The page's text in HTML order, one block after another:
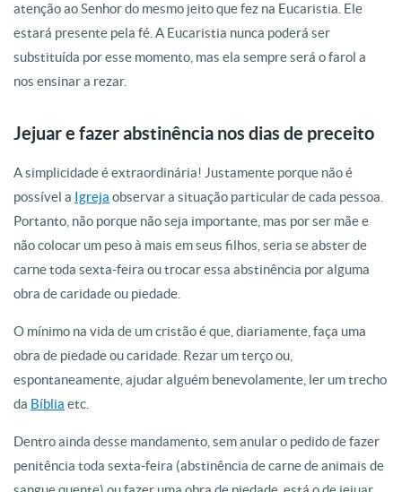
atenção ao Senhor do mesmo jeito que fez na Eucaristia. Ele
estará presente pela fé. A Eucaristia nunca poderá ser
substituída por esse momento, mas ela sempre será o farol a
nos ensinar a rezar.
Jejuar e fazer abstinência nos dias de preceito
A simplicidade é extraordinária! Justamente porque não é
possível a Igreja observar a situação particular de cada pessoa.
Portanto, não porque não seja importante, mas por ser mãe e
não colocar um peso à mais em seus filhos, seria se abster de
carne toda sexta-feira ou trocar essa abstinência por alguma
obra de caridade ou piedade.
O mínimo na vida de um cristão é que, diariamente, faça uma
obra de piedade ou caridade. Rezar um terço ou,
espontaneamente, ajudar alguém benevolamente, ler um trecho
da Bíblia etc.
Dentro ainda desse mandamento, sem anular o pedido de fazer
penitência toda sexta-feira (abstinência de carne de animais de